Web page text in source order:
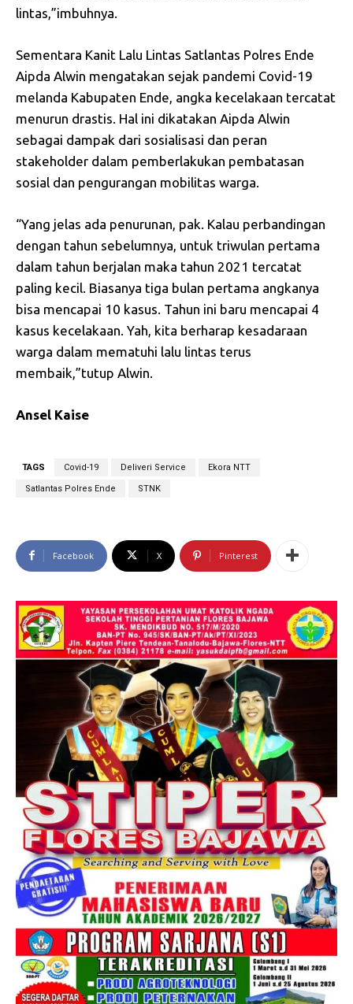
lintas,”imbuhnya.
Sementara Kanit Lalu Lintas Satlantas Polres Ende
Aipda Alwin mengatakan sejak pandemi Covid-19
melanda Kabupaten Ende, angka kecelakaan tercatat
menurun drastis. Hal ini dikatakan Aipda Alwin
sebagai dampak dari sosialisasi dan peran
stakeholder dalam pemberlakukan pembatasan
sosial dan pengurangan mobilitas warga.
“Yang jelas ada penurunan, pak. Kalau perbandingan
dengan tahun sebelumnya, untuk triwulan pertama
dalam tahun berjalan maka tahun 2021 tercatat
paling kecil. Biasanya tiga bulan pertama angkanya
bisa mencapai 10 kasus. Tahun ini baru mencapai 4
kasus kecelakaan. Yah, kita berharap kesadaraan
warga dalam mematuhi lalu lintas terus
membaik,”tutup Alwin.
Ansel Kaise
TAGS Covid-19 Deliveri Service Ekora NTT
Satlantas Polres Ende STNK
Facebook X Pinterest